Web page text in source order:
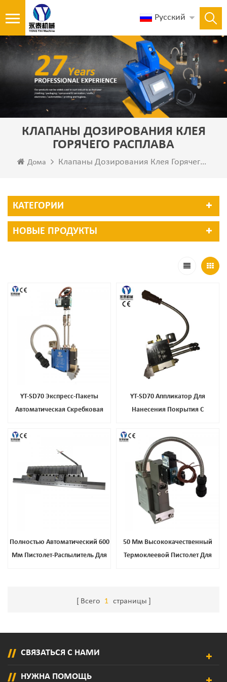
Русский
КЛАПАНЫ ДОЗИРОВАНИЯ КЛЕЯ
ГОРЯЧЕГО РАСПЛАВА
Дома Клапаны Дозирования Клея Горячего Расплава
КАТЕГОРИИ
НОВЫЕ ПРОДУКТЫ
YT-SD70 Экспресс-Пакеты
Автоматическая Скребковая
YT-SD70 Аппликатор Для
Нанесения Покрытия С
Полностью Автоматический 600
Мм Пистолет-Распылитель Для
50 Мм Высококачественный
Термоклеевой Пистолет Для
Всего 1 страницы
СВЯЗАТЬСЯ С НАМИ
НУЖНА ПОМОЩЬ